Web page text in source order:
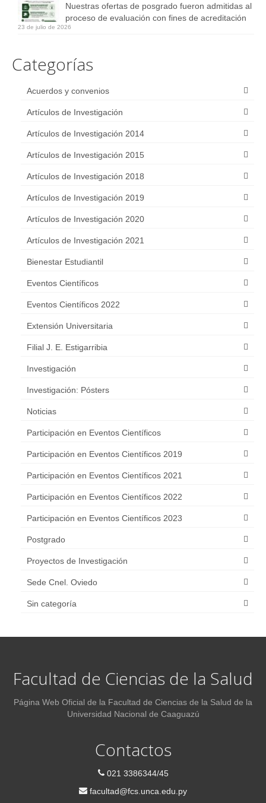
Postgrado
Investigación
Eventos Científicos
2022
Proyectos de Investigación
Participación en Eventos Científicos
2019
Publicaciones Científicas
2014
2015
2018
2019
Pósters y E-Pósters de investigación
Transparencia
Ley N° 5.189/2014
Ley N° 5282/2014
LEY N° 7389/2024
Nuestras ofertas de posgrado fueron admitidas al
proceso de evaluación con fines de acreditación
23 de julio de 2026
Categorías
Acuerdos y convenios
Artículos de Investigación
Artículos de Investigación 2014
Artículos de Investigación 2015
Artículos de Investigación 2018
Artículos de Investigación 2019
Artículos de Investigación 2020
Artículos de Investigación 2021
Bienestar Estudiantil
Eventos Científicos
Eventos Científicos 2022
Extensión Universitaria
Filial J. E. Estigarribia
Investigación
Investigación: Pósters
Noticias
Participación en Eventos Científicos
Participación en Eventos Científicos 2019
Participación en Eventos Científicos 2021
Participación en Eventos Científicos 2022
Participación en Eventos Científicos 2023
Postgrado
Proyectos de Investigación
Sede Cnel. Oviedo
Sin categoría
Facultad de Ciencias de la Salud
Página Web Oficial de la Facultad de Ciencias de la Salud de la
Universidad Nacional de Caaguazú
Contactos
021 3386344/45
facultad@fcs.unca.edu.py